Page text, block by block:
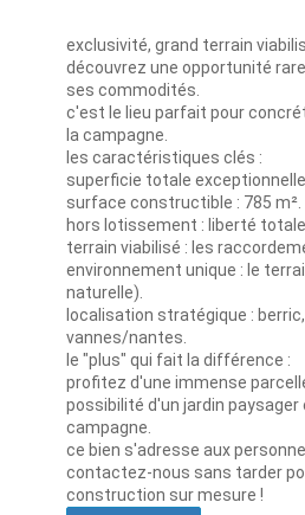
exclusivité, grand terrain
découvrez une opportunité
ses commodités.
c'est le lieu parfait pour
la campagne.
les caractéristiques clés :
superficie totale exceptionnelle
surface constructible : 785 m².
hors lotissement : liberté
terrain viabilisé : les
environnement unique : le
naturelle).
localisation stratégique :
vannes/nantes.
le "plus" qui fait la différence :
profitez d'une immense
possibilité d'un jardin
campagne.
ce bien s'adresse aux
contactez-nous sans tarder
construction sur mesure !